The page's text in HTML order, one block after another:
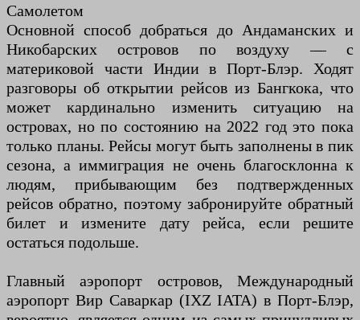
Самолетом
Основной способ добраться до Андаманских и
Никобарских островов по воздуху — с
материковой части Индии в Порт-Блэр. Ходят
разговоры об открытии рейсов из Бангкока, что
может кардинально изменить ситуацию на
островах, но по состоянию на 2022 год это пока
только планы. Рейсы могут быть заполнены в пик
сезона, а иммиграция не очень благосклонна к
людям, прибывающим без подтвержденных
рейсов обратно, поэтому забронируйте обратный
билет и измените дату рейса, если решите
остаться подольше.
Главный аэропорт островов, Международный
аэропорт Вир Саваркар (IXZ IATA) в Порт-Блэр,